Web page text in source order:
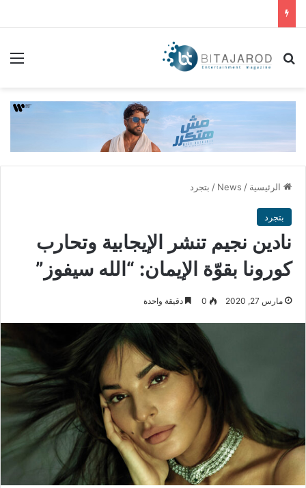
بحث عن
الرئيسية /
News
/ بتجرد
بتجرد
نادين نجيم تنشر الإيجابية وتحارب
كورونا بقوّة الإيمان: “الله سيفوز”
مارس 27, 2020 0 دقيقة واحدة